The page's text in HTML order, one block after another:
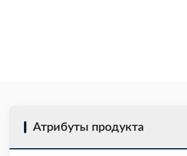
Атрибуты продукта